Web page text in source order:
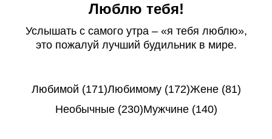
Люблю тебя!
Услышать с самого утра – «я тебя люблю»,
это пожалуй лучший будильник в мире.
Любимой (171)Любимому (172)Жене (81)
Необычные (230)Мужчине (140)